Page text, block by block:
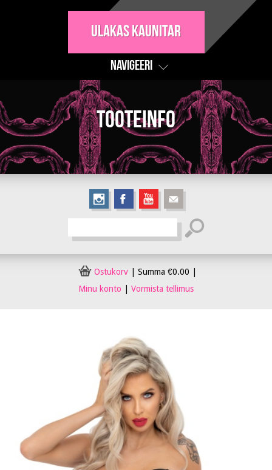
Ulakas Kaunitar
Navigeeri
Tooteinfo
Ostukorv| Summa €0.00
Minu konto
Vormista tellimus